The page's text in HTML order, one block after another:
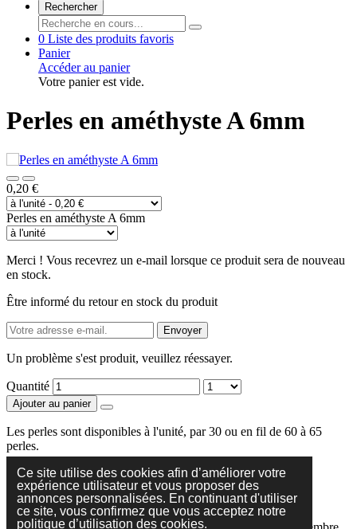
Ce site utilise des cookies afin d’améliorer votre
expérience utilisateur et vous proposer des
annonces personnalisées. En continuant d'utiliser
ce site, vous confirmez que vous acceptez notre
politique d’utilisation des cookies.
Rechercher
0 Liste des produits favoris
Panier
Accéder au panier
Votre panier est vide.
Perles en améthyste A 6mm
0,20 €
Perles en améthyste A 6mm
Merci ! Vous recevrez un e-mail lorsque ce produit sera de nouveau
en stock.
Être informé du retour en stock du produit
Envoyer
Un problème s'est produit, veuillez réessayer.
Quantité
Ajouter au panier
Les perles sont disponibles à l'unité, par 30 ou en fil de 60 à 65
perles.
PartagerPartager PartagerPartager